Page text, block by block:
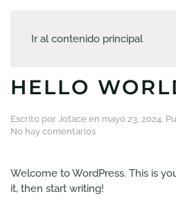
Ir al contenido principal
AUTOR:JOTACE
HELLO
Escrito por Jotace en mayo 23, 2024.
No hay comentariosen
Welcome to WordPress. This is
it, then start writing!